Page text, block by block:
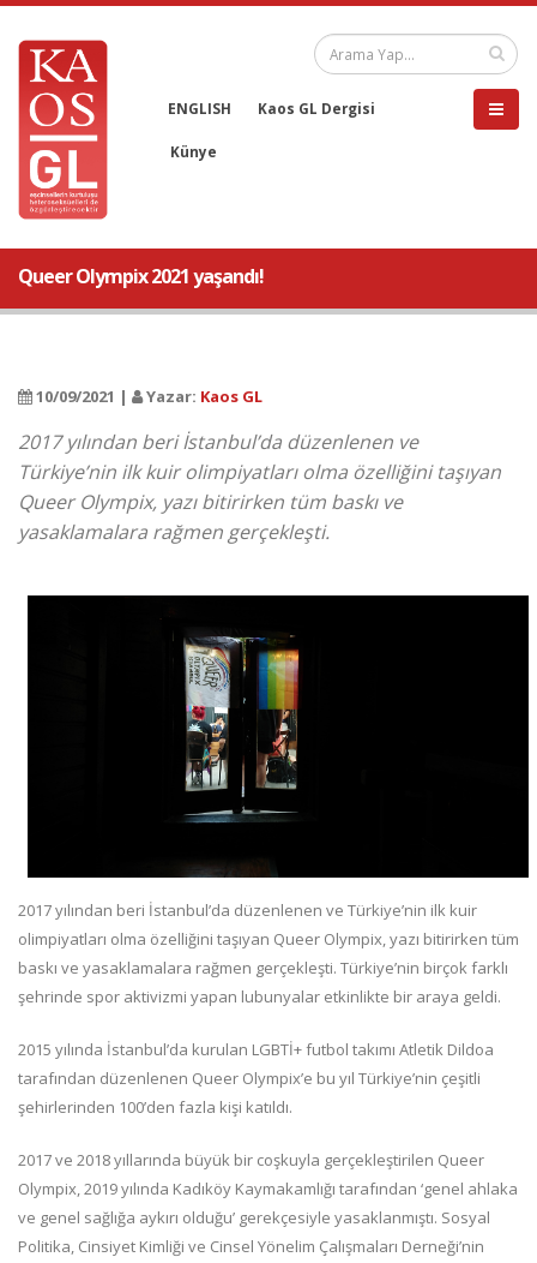
ENGLISH Kaos GL Dergisi
Künye
Queer Olympix 2021 yaşandı!
10/09/2021 | Yazar: Kaos GL
2017 yılından beri İstanbul’da düzenlenen ve
Türkiye’nin ilk kuir olimpiyatları olma özelliğini taşıyan
Queer Olympix, yazı bitirirken tüm baskı ve
yasaklamalara rağmen gerçekleşti.
2017 yılından beri İstanbul’da düzenlenen ve Türkiye’nin ilk kuir
olimpiyatları olma özelliğini taşıyan Queer Olympix, yazı bitirirken tüm
baskı ve yasaklamalara rağmen gerçekleşti. Türkiye’nin birçok farklı
şehrinde spor aktivizmi yapan lubunyalar etkinlikte bir araya geldi.
2015 yılında İstanbul’da kurulan LGBTİ+ futbol takımı Atletik Dildoa
tarafından düzenlenen Queer Olympix’e bu yıl Türkiye’nin çeşitli
şehirlerinden 100’den fazla kişi katıldı.
2017 ve 2018 yıllarında büyük bir coşkuyla gerçekleştirilen Queer
Olympix, 2019 yılında Kadıköy Kaymakamlığı tarafından ‘genel ahlaka
ve genel sağlığa aykırı olduğu’ gerekçesiyle yasaklanmıştı. Sosyal
Politika, Cinsiyet Kimliği ve Cinsel Yönelim Çalışmaları Derneği’nin